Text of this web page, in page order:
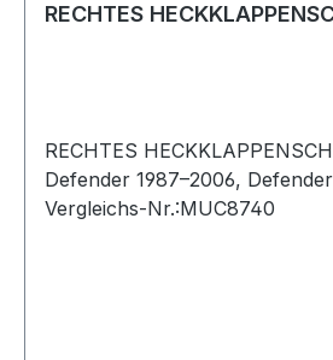
RECHTES
RECHTES
Defender 1987–2006,
Vergleichs-Nr.:MUC8740